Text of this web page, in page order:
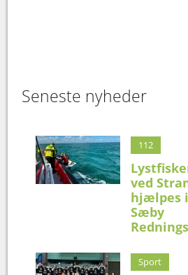
Seneste nyheder
112
ved
hjælpes
Sæby
Sport